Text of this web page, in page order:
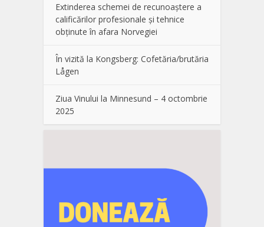
Extinderea schemei de recunoaștere a
calificărilor profesionale și tehnice
obținute în afara Norvegiei
În vizită la Kongsberg: Cofetăria/brutăria
Lågen
Ziua Vinului la Minnesund – 4 octombrie
2025